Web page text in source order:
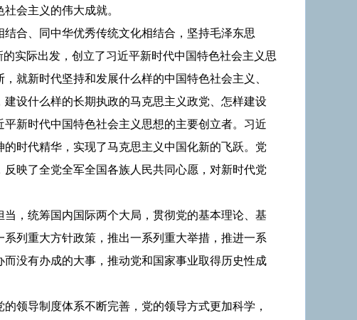
会主义的伟大成就。
合、同中华优秀传统文化相结合，坚持毛泽东思
实际出发，创立了习近平新时代中国特色社会主义思
就新时代坚持和发展什么样的中国特色社会主义、
设什么样的长期执政的马克思主义政党、怎样建设
新时代中国特色社会主义思想的主要创立者。习近
时代精华，实现了马克思主义中国化新的飞跃。党
映了全党全军全国各族人民共同心愿，对新时代党
，统筹国内国际两个大局，贯彻党的基本理论、基
列重大方针政策，推出一系列重大举措，推进一系
没有办成的大事，推动党和国家事业取得历史性成
领导制度体系不断完善，党的领导方式更加科学，